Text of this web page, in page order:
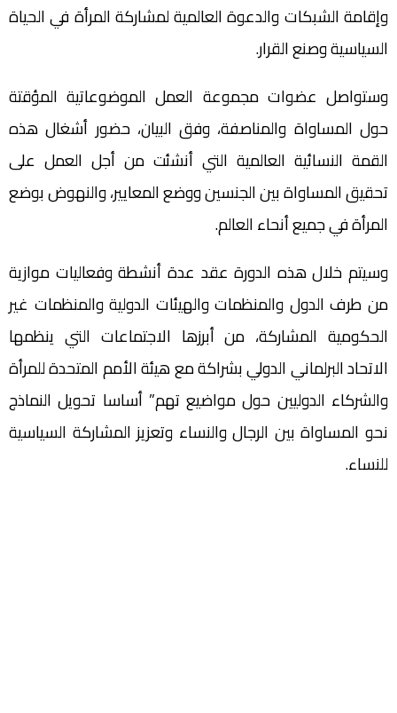
وإقامة الشبكات والدعوة العالمية لمشاركة المرأة في الحياة
السياسية وصنع القرار.
وستواصل عضوات مجموعة العمل الموضوعاتية المؤقتة
حول المساواة والمناصفة، وفق البيان، حضور أشغال هذه
القمة النسائية العالمية التي أنشئت من أجل العمل على
تحقيق المساواة بين الجنسين ووضع المعايير، والنهوض بوضع
المرأة في جميع أنحاء العالم.
وسيتم خلال هذه الدورة عقد عدة أنشطة وفعاليات موازية
من طرف الدول والمنظمات والهيئات الدولية والمنظمات غير
الحكومية المشاركة، من أبرزها الاجتماعات التي ينظمها
الاتحاد البرلماني الدولي بشراكة مع هيئة الأمم المتحدة للمرأة
والشركاء الدوليين حول مواضيع تهم” أساسا تحويل النماذج
نحو المساواة بين الرجال والنساء وتعزيز المشاركة السياسية
للنساء.